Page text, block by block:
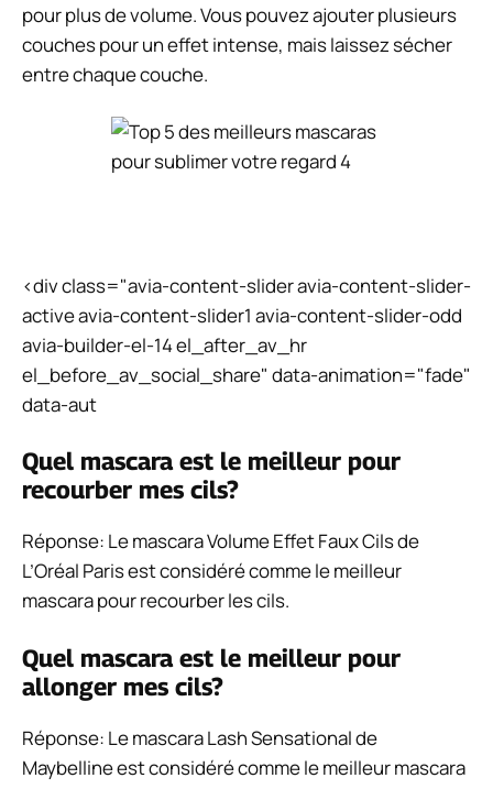
pour plus de volume. Vous pouvez ajouter plusieurs
couches pour un effet intense, mais laissez sécher
entre chaque couche.
<div class="avia-content-slider avia-content-slider-
active avia-content-slider1 avia-content-slider-odd
avia-builder-el-14 el_after_av_hr
el_before_av_social_share" data-animation="fade"
data-aut
Quel mascara est le meilleur pour
recourber mes cils?
Réponse: Le mascara Volume Effet Faux Cils de
L’Oréal Paris est considéré comme le meilleur
mascara pour recourber les cils.
Quel mascara est le meilleur pour
allonger mes cils?
Réponse: Le mascara Lash Sensational de
Maybelline est considéré comme le meilleur mascara